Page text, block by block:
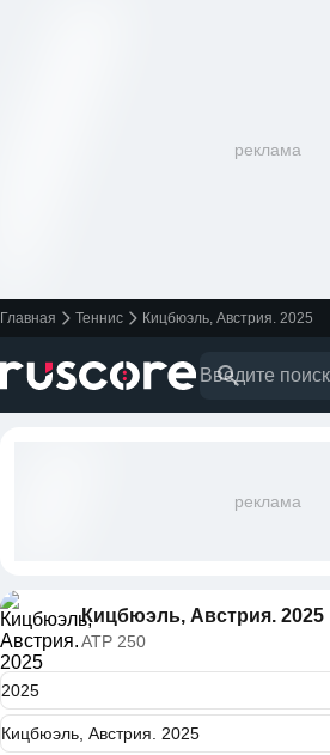
реклама
Главная Теннис Кицбюэль, Австрия. 2025
реклама
Кицбюэль, Австрия. 2025
ATP 250